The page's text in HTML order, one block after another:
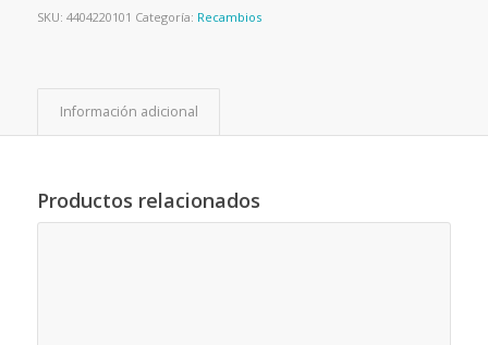
SKU: 4404220101 Categoría: Recambios
Información adicional
Productos relacionados